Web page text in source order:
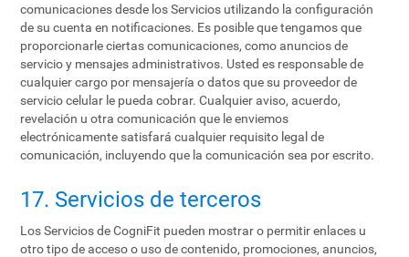
comunicaciones desde los Servicios utilizando la configuración
de su cuenta en notificaciones. Es posible que tengamos que
proporcionarle ciertas comunicaciones, como anuncios de
servicio y mensajes administrativos. Usted es responsable de
cualquier cargo por mensajería o datos que su proveedor de
servicio celular le pueda cobrar. Cualquier aviso, acuerdo,
revelación u otra comunicación que le enviemos
electrónicamente satisfará cualquier requisito legal de
comunicación, incluyendo que la comunicación sea por escrito.
17. Servicios de terceros
Los Servicios de CogniFit pueden mostrar o permitir enlaces u
otro tipo de acceso o uso de contenido, promociones, anuncios,